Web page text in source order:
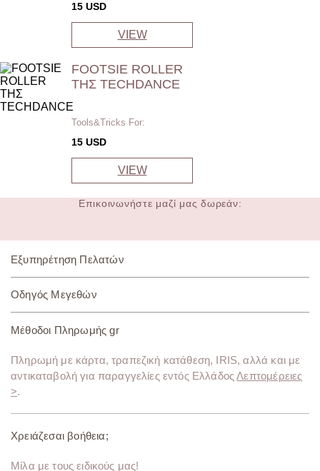
15 USD
VIEW
FOOTSIE ROLLER
ΤΗΣ TECHDANCE
Tools&Tricks For:
15 USD
VIEW
Επικοινωνήστε μαζί μας δωρεάν:
Εξυπηρέτηση Πελατών
Οδηγός Μεγεθών
Μέθοδοι Πληρωμής gr
Πληρωμή με κάρτα, τραπεζική κατάθεση, IRIS, αλλά και με
αντικαταβολή για παραγγελίες εντός ΕλλάδοςΛεπτομέρειες
>.
Χρειάζεσαι βοήθεια;
Μίλα με τους ειδικούς μας!